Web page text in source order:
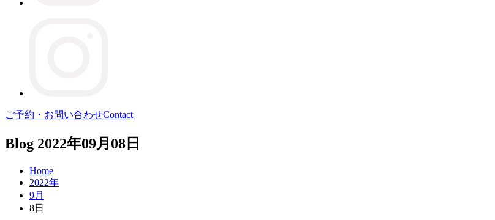
ご予約・お問い合わせContact
Blog 2022年09月08日
Home
2022年
9月
8日